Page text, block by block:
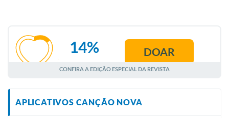
AGOSTO
14% DOAR
CONFIRA A EDIÇÃO ESPECIAL DA REVISTA
APLICATIVOS CANÇÃO NOVA